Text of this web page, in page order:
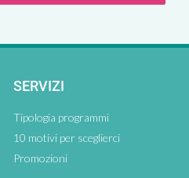
SERVIZI
Tipologia programmi
10 motivi per sceglierci
Promozioni